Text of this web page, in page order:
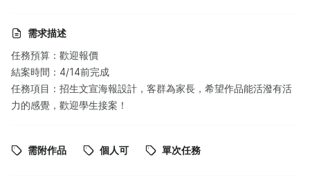
需求描述
任務預算：歡迎報價
結案時間：4/14前完成
任務項目：招生文宣海報設計，客群為家長，希望作品能活潑有活
力的感覺，歡迎學生接案！
需附作品 個人可 單次任務